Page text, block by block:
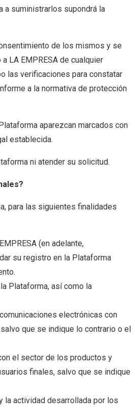
a suministrarlos supondrá la
de los mismos y se
LA EMPRESA de cualquier
las verificaciones para constatar
a la normativa de protección
aparezcan marcados con
establecida.
ni atender su solicitud.
para las siguientes finalidades
(en adelante,
su registro en la Plataforma
Plataforma, así como la
electrónicas con
que se indique lo contrario o el
el sector de los productos y
finales, salvo que se indique
actividad desarrollada por los